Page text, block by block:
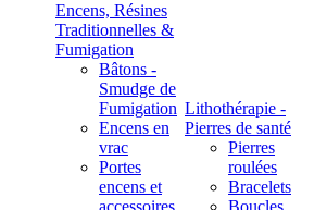
Encens, Résines
Traditionnelles &
Fumigation
Bâtons -
Smudge de
Fumigation
Encens en
vrac
Portes
encens et
Lithothérapie -
Pierres de santé
Pierres
roulées
Bracelets